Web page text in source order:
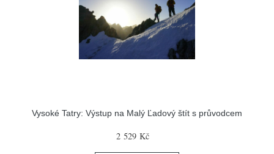
Vysoké Tatry: Výstup na Malý Ľadový štít s průvodcem
2 529 Kč